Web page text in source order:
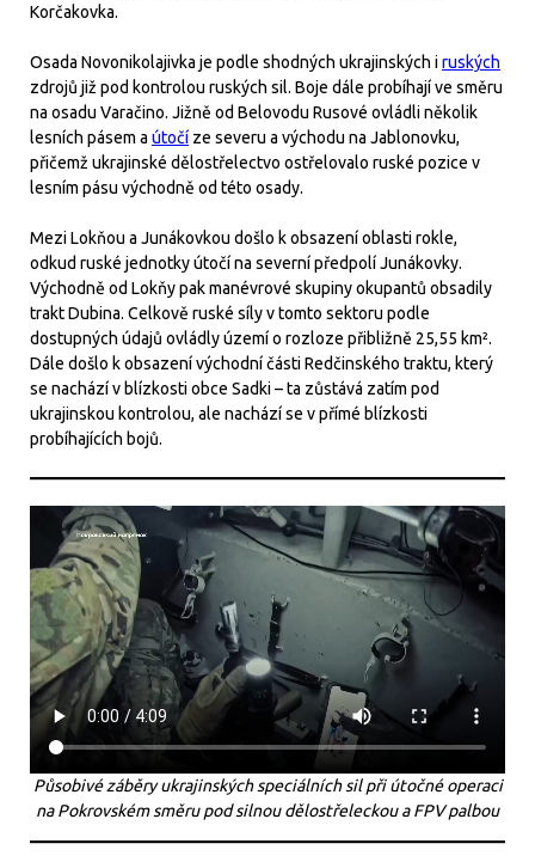
Korčakovka.
Osada Novonikolajivka je podle shodných ukrajinských iruských
zdrojů již pod kontrolou ruských sil. Boje dále probíhají ve směru
na osadu Varačino. Jižně od Belovodu Rusové ovládli několik
lesních pásem a útočí ze severu a východu na Jablonovku,
přičemž ukrajinské dělostřelectvo ostřelovalo ruské pozice v
lesním pásu východně od této osady.
Mezi Lokňou a Junákovkou došlo k obsazení oblasti rokle,
odkud ruské jednotky útočí na severní předpolí Junákovky.
Východně od Lokňy pak manévrové skupiny okupantů obsadily
trakt Dubina. Celkově ruské síly v tomto sektoru podle
dostupných údajů ovládly území o rozloze přibližně 25,55 km².
Dále došlo k obsazení východní části Redčinského traktu, který
se nachází v blízkosti obce Sadki – ta zůstává zatím pod
ukrajinskou kontrolou, ale nachází se v přímé blízkosti
probíhajících bojů.
Působivé záběry ukrajinských speciálních sil při útočné operaci
na Pokrovském směru pod silnou dělostřeleckou a FPV palbou